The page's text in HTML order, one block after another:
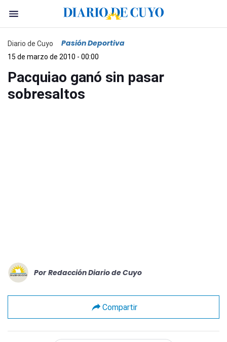
Diario de Cuyo Pasión Deportiva
15 de marzo de 2010 - 00:00
Pacquiao ganó sin pasar
sobresaltos
Por Redacción Diario de Cuyo
Compartir